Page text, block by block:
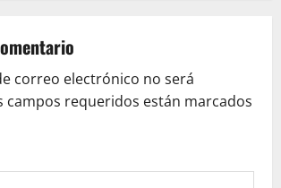
correo electrónico no será
campos requeridos están marcados